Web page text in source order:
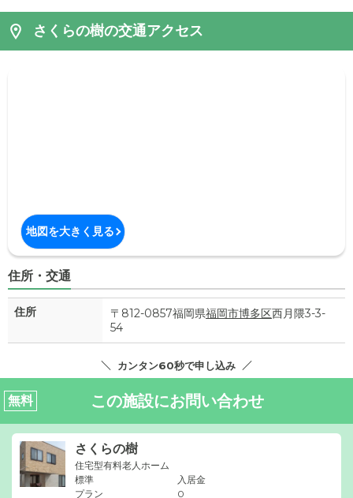
さくらの樹の交通アクセス
地図を大きく見る
住所・交通
住所 〒812-0857福岡県福岡市博多区西月隈3-3-
54
カンタン60秒で申し込み
無料 この施設にお問い合わせ
さくらの樹
住宅型有料老人ホーム
標準
プラン
入居金
0